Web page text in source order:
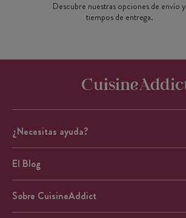
Descubre nuestras opciones de envío y
tiempos de entrega.
¿Necesitas ayuda?
El Blog
Sobre CuisineAddict